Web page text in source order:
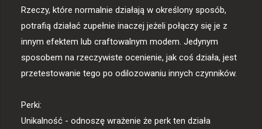
Rzeczy, które normalnie działają w określony sposób,
potrafią działać zupełnie inaczej jeżeli połączy się je z
innym efektem lub craftowalnym modem. Jedynym
sposobem na rzeczywiste ocenienie, jak coś działa, jest
przetestowanie tego po odilozowaniu innych czynników.
Perki:
Unikalność - odnoszę wrażenie że perk ten działa